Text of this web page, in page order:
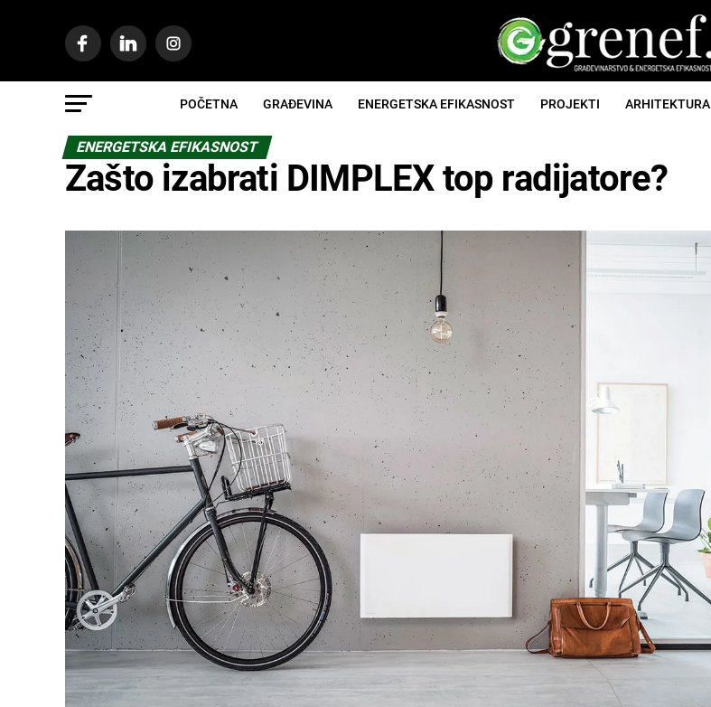
POČETNA GRAĐEVINA ENERGETSKA EFIKASNOST PROJEKTI ARHITEKTURA
ENERGETSKA EFIKASNOST
Zašto izabrati DIMPLEX top radijatore?